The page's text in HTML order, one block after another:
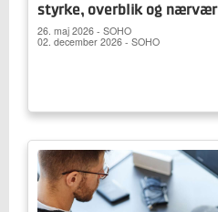
styrke, overblik og nærvær
26. maj 2026 - SOHO
02. december 2026 - SOHO